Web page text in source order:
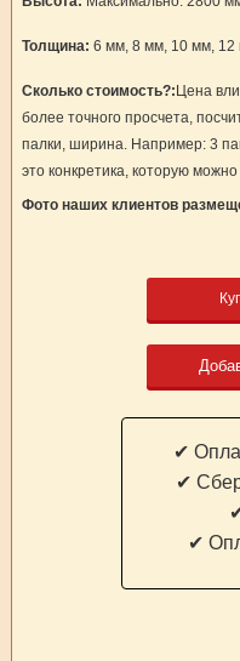
Толщина: 6 мм, 8 мм, 10 мм,
Сколько стоимость?: Цена
более точного просчета,
палки, ширина. Например: 3
это конкретика, которую
Фото наших клиентов
✔
✔
✔